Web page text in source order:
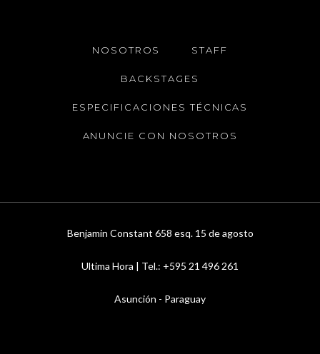
NOSOTROS STAFF
BACKSTAGES
ESPECIFICACIONES TÉCNICAS
ANUNCIE CON NOSOTROS
Benjamin Constant 658 esq. 15 de agosto
Ultima Hora | Tel.: +595 21 496 261
Asunción - Paraguay